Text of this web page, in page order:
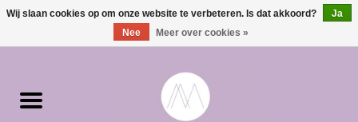
0 Artikelen - €0,00
Wij slaan cookies op om onze website te verbeteren. Is dat akkoord?
Ja
Nee
Meer over cookies »